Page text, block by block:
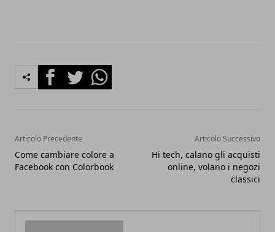
FacebookTwitterWhatsapp
Articolo Precedente
Come cambiare colore a
Facebook con Colorbook
Articolo Successivo
Hi tech, calano gli acquisti
online, volano i negozi
classici